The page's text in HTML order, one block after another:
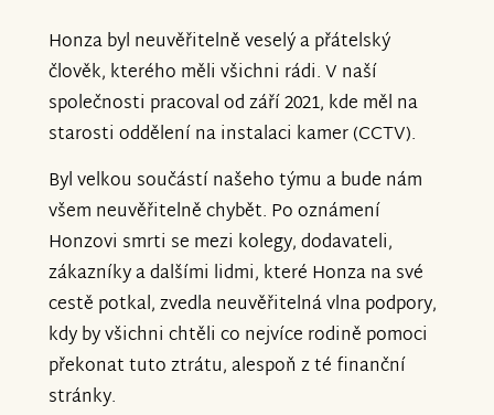
Honza byl neuvěřitelně veselý a přátelský
člověk, kterého měli všichni rádi. V naší
společnosti pracoval od září 2021, kde měl na
starosti oddělení na instalaci kamer (CCTV).
Byl velkou součástí našeho týmu a bude nám
všem neuvěřitelně chybět. Po oznámení
Honzovi smrti se mezi kolegy, dodavateli,
zákazníky a dalšími lidmi, které Honza na své
cestě potkal, zvedla neuvěřitelná vlna podpory,
kdy by všichni chtěli co nejvíce rodině pomoci
překonat tuto ztrátu, alespoň z té finanční
stránky.